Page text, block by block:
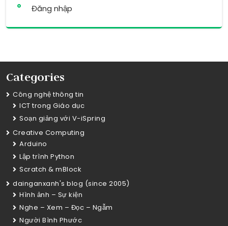
Đăng nhập
Categories
Công nghệ thông tin
ICT trong Giáo dục
Soạn giảng với V-iSpring
Creative Computing
Arduino
Lập trình Python
Scratch & mBlock
dainganxanh's blog (since 2005)
Hình ảnh – Sự kiện
Nghe – Xem – Đọc – Ngẫm
Người Bình Phước